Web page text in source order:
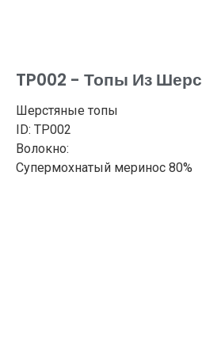
TP002 - Топы Из
Шерстяные топы
ID: TP002
Волокно:
Супермохнатый меринос 80%